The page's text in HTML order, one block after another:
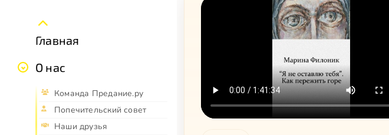
Главная
О нас
Команда Предание.ру
Попечительский совет
Наши друзья